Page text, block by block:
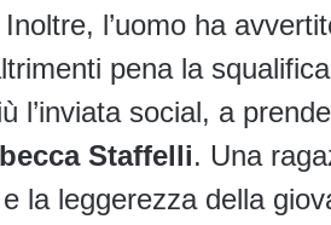
l’uomo ha
pena la
l’inviata social, a
Staffelli. Una
la leggerezza della